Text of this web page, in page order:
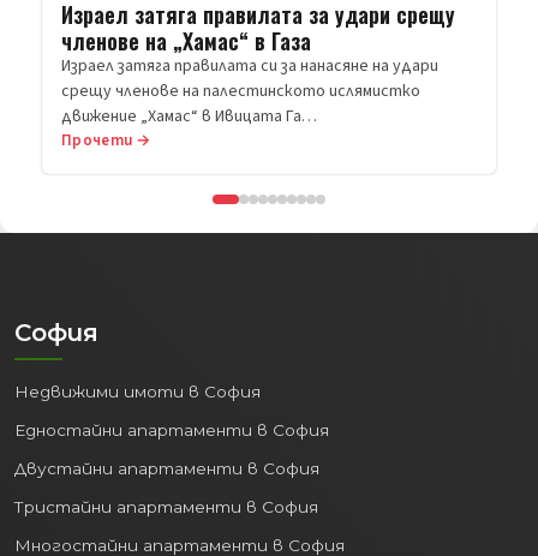
Прочети →
София
Недвижими имоти в София
Едностайни апартаменти в София
Двустайни апартаменти в София
Тристайни апартаменти в София
Многостайни апартаменти в София